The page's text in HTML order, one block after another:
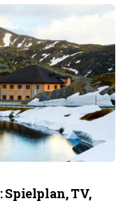
Spielplan, TV,